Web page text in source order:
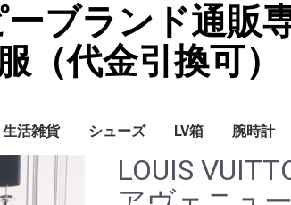
ブランド通販
（代金引換可）
LOUIS VUITTON
LINEID：0109shop
活雑貨
ー/ク
ックス
シューズ
レディース/女性用
メンズ/男性用
Gucci
Chanel
LV箱 腕時計
Omega
Rolex
Cartier
Chanel
LOUIS